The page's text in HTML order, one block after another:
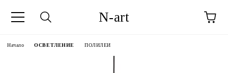
N-art
Начало ОСВЕТЛЕНИЕ ПОЛИЛЕИ